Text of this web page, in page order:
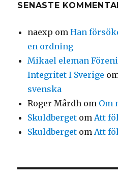
SENASTE
naexp omHan
en ordning
Mikael eleman
Integritet I Sverige
svenska
Roger Mårdh om Om
Skuldberget omAtt
Skuldberget omAtt